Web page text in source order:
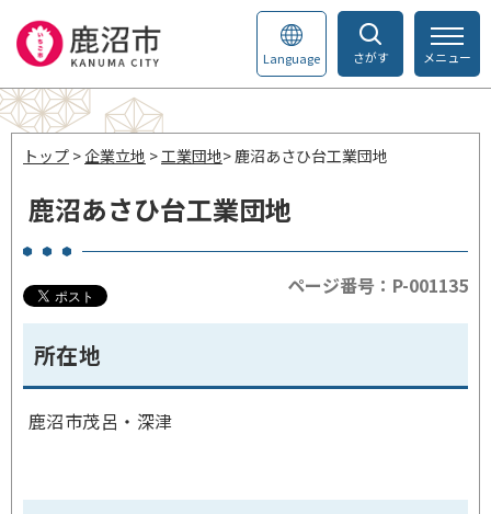
さがす
Language メニュー
トップ >企業立地 >工業団地> 鹿沼あさひ台工業団地
鹿沼あさひ台工業団地
ページ番号：P-001135
所在地
鹿沼市茂呂・深津